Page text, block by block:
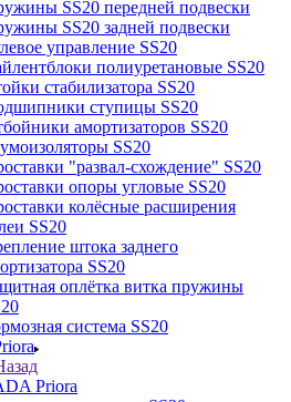
SS20 передней подвески
SS20 задней подвески
управление SS20
полиуретановые SS20
стабилизатора SS20
ступицы SS20
амортизаторов SS20
SS20
"развал-схождение" SS20
опоры угловые SS20
колёсные расширения
SS20
штока заднего
SS20
оплётка витка пружины
система SS20
Priora